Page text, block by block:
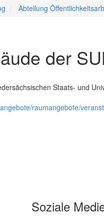
Abteilung
der
Staats- und
raumangebote/
Soziale